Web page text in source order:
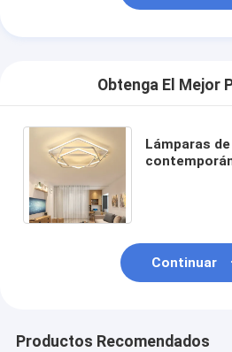
Obtenga El Mejor
Lámparas
Continuar
Productos Recomendados